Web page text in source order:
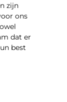
zijn
ons
dat er
best